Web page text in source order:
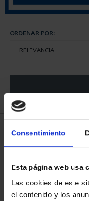
Consentimiento
Esta página web usa
Las cookies de este
el contenido y los
ORDENAR POR:
5 Productos encontrados